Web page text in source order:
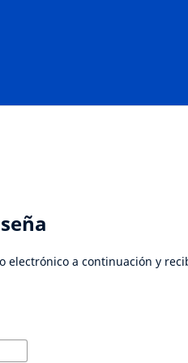
electrónico a continuación y